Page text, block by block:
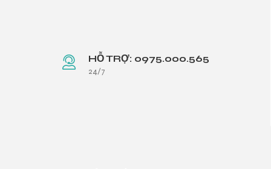
HỖ TRỢ: 0975.000.565
24/7